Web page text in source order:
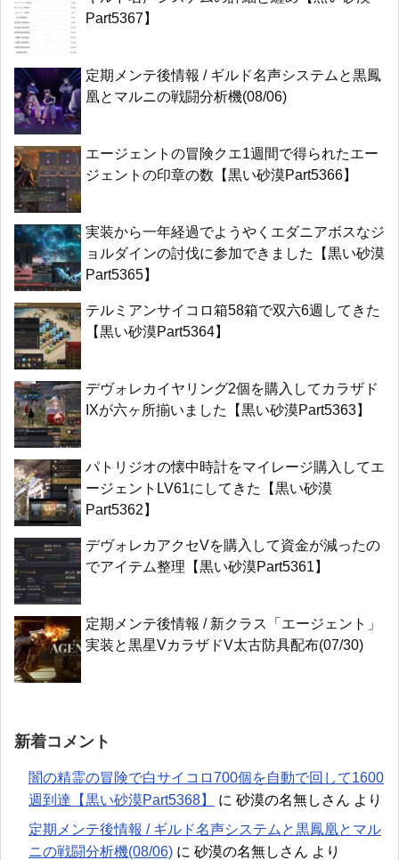
Part5367】
定期メンテ後情報 / ギルド名声システムと黒鳳
凰とマルニの戦闘分析機(08/06)
エージェントの冒険クエ1週間で得られたエー
ジェントの印章の数【黒い砂漠Part5366】
実装から一年経過でようやくエダニアボスなジ
ョルダインの討伐に参加できました【黒い砂漠
Part5365】
テルミアンサイコロ箱58箱で双六6週してきた
【黒い砂漠Part5364】
デヴォレカイヤリング2個を購入してカラザド
IXが六ヶ所揃いました【黒い砂漠Part5363】
パトリジオの懐中時計をマイレージ購入してエ
ージェントLV61にしてきた【黒い砂漠
Part5362】
デヴォレカアクセVを購入して資金が減ったの
でアイテム整理【黒い砂漠Part5361】
定期メンテ後情報 / 新クラス「エージェント」
実装と黒星VカラザドV太古防具配布(07/30)
新着コメント
闇の精霊の冒険で白サイコロ700個を自動で回して1600
週到達【黒い砂漠Part5368】
に 砂漠の名無しさん より
定期メンテ後情報 / ギルド名声システムと黒鳳凰とマル
ニの戦闘分析機(08/06) に 砂漠の名無しさん より